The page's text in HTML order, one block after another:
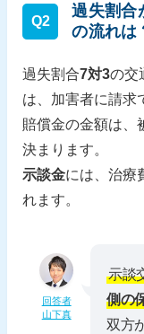
Q2
過失割合
の流れは
過失割合7対3の交
は、加害者に請求
賠償金の金額は、
決まります。
示談金には、治療
れます。
回答者
山下真
示談
側の
双方